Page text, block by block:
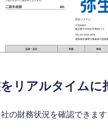
リアルタイムに
の財務状況を確認できま